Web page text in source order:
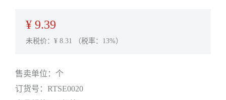
¥ 9.39
未税价：¥ 8.31 （税率：13%）
售卖单位： 个
订货号： RTSE0020